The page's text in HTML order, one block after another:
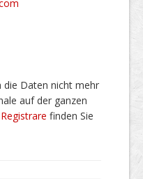
die Daten nicht mehr
auf der ganzen
Registrare finden Sie